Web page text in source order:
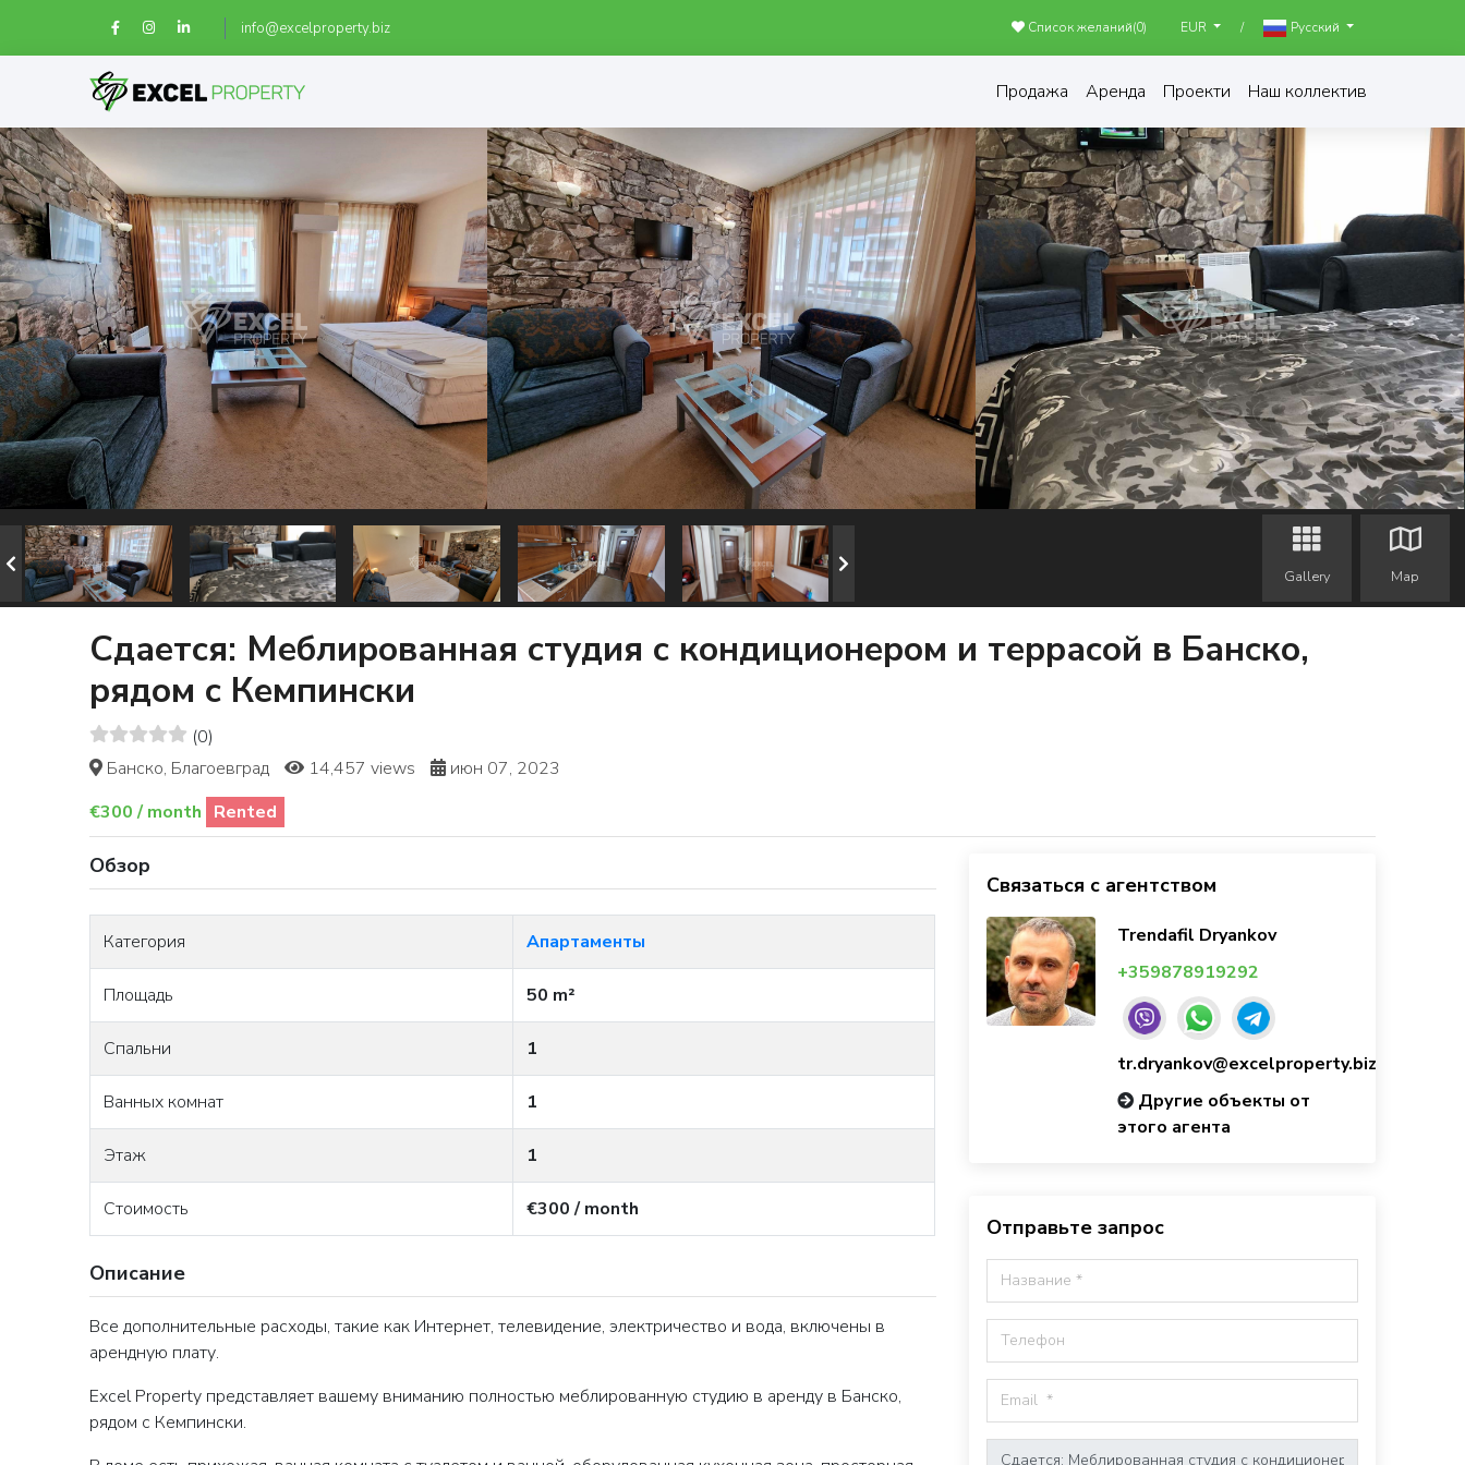
info@excelproperty.biz Список желаний(0) EUR / Русский
Продажа Аренда Проекти Наш коллектив
Gallery Map
Сдается: Меблированная студия с кондиционером и террасой в Банско,
рядом с Кемпински
(0)
Банско, Благоевград
14,457 views
июн 07, 2023
€300 / month Rented
Обзор
Категория Апартаменты
Площадь 50 m²
Спальни 1
Ванных комнат 1
Этаж 1
Стоимость €300 / month
Описание
Все дополнительные расходы, такие как Интернет, телевидение, электричество и вода, включены в
арендную плату.
Excel Property представляет вашему вниманию полностью меблированную студию в аренду в Банско,
рядом с Кемпински.
Связаться с агентством
Trendafil Dryankov
+359878919292
tr.dryankov@excelproperty.biz
Другие объекты от
этого агента
Отправьте запрос